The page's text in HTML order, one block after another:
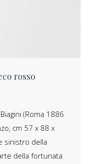
rosso
(Roma 1886
cm 57 x 88 x
sinistro della
della fortunata